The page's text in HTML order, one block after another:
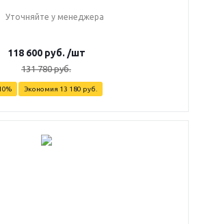
Уточняйте у менеджера
118 600руб. /шт
131 780руб.
% Экономия 13 180 руб.